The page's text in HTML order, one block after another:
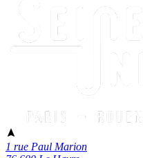
1 rue Paul Marion